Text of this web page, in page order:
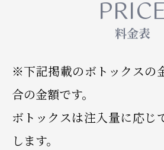
料金表
※下記掲載のボトックスの
合の金額です。
ボトックスは注入量に応じ
します。